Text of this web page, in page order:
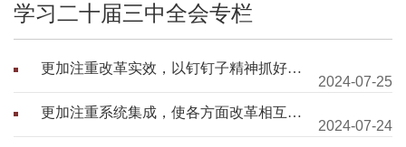
学习二十届三中全会专栏
更加注重改革实效，以钉钉子精神抓好改
2024-07-25
更加注重系统集成，使各方面改革相互配
2024-07-24